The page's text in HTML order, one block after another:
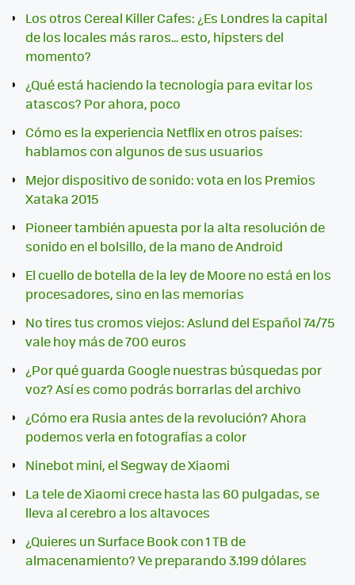
Los otros Cereal Killer Cafes: ¿Es Londres la capital
de los locales más raros... esto, hipsters del
momento?
¿Qué está haciendo la tecnología para evitar los
atascos? Por ahora, poco
Cómo es la experiencia Netflix en otros países:
hablamos con algunos de sus usuarios
Mejor dispositivo de sonido: vota en los Premios
Xataka 2015
Pioneer también apuesta por la alta resolución de
sonido en el bolsillo, de la mano de Android
El cuello de botella de la ley de Moore no está en los
procesadores, sino en las memorias
No tires tus cromos viejos: Aslund del Español 74/75
vale hoy más de 700 euros
¿Por qué guarda Google nuestras búsquedas por
voz? Así es como podrás borrarlas del archivo
¿Cómo era Rusia antes de la revolución? Ahora
podemos verla en fotografías a color
Ninebot mini, el Segway de Xiaomi
La tele de Xiaomi crece hasta las 60 pulgadas, se
lleva al cerebro a los altavoces
¿Quieres un Surface Book con 1 TB de
almacenamiento? Ve preparando 3.199 dólares